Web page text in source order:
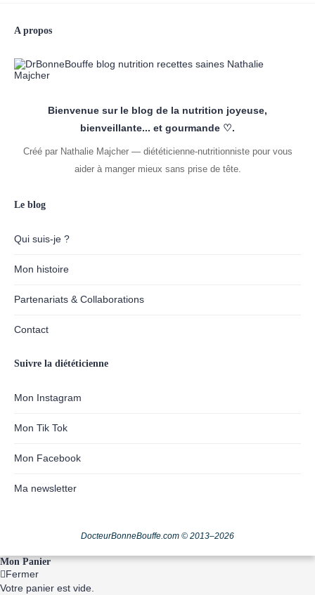
A propos
Bienvenue sur le blog de la nutrition joyeuse,
bienveillante... et gourmande ♡.
Créé par Nathalie Majcher — diététicienne-nutritionniste pour vous
aider à manger mieux sans prise de tête.
Le blog
Qui suis-je ?
Mon histoire
Partenariats & Collaborations
Contact
Suivre la diététicienne
Mon Instagram
Mon Tik Tok
Mon Facebook
Ma newsletter
DocteurBonneBouffe.com © 2013–2026
Mon Panier
Fermer
Votre panier est vide.